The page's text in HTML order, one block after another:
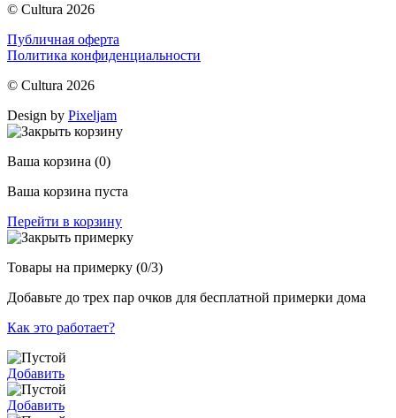
© Cultura 2026
Публичная оферта
Политика конфиденциальности
© Cultura 2026
Design by Pixeljam
Ваша корзина (0)
Ваша корзина пуста
Перейти в корзину
Товары на примерку (0/3)
Добавьте до трех пар очков для бесплатной примерки дома
Как это работает?
Добавить
Добавить